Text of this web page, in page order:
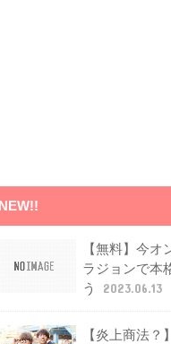
NEW!!
【無料】今オ
ラジョンで本
う
2023.06.13
【炎上商法？